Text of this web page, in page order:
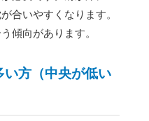
合いやすくなります。
傾向があります。
い方（中央が低い